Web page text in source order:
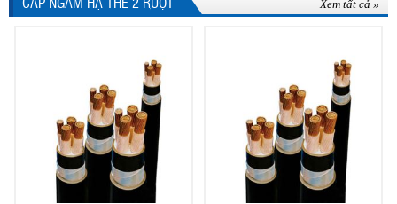
Xem tất cả »